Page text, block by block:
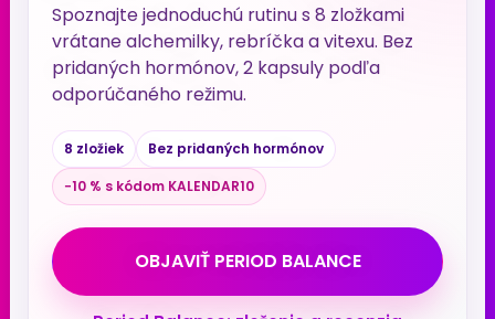
Spoznajte jednoduchú rutinu s 8 zložkami
vrátane alchemilky, rebríčka a vitexu. Bez
pridaných hormónov, 2 kapsuly podľa
odporúčaného režimu.
8 zložiek
Bez pridaných hormónov
−10 % s kódom KALENDAR10
OBJAVIŤ PERIOD BALANCE